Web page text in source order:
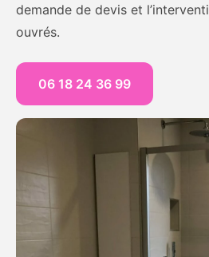
demande de devis et
ouvrés.
06 18 24 36 99